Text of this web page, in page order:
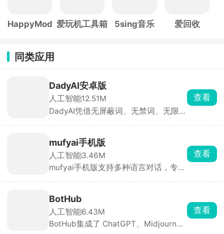
HappyMod 爱玩机工具箱 5sing音乐 爱回收
同类应用
DadyAI安卓版
人工智能12.51M
DadyAI凭借无屏蔽词、无禁词、无限制
代、奇幻、病娇、治愈等多种类型，可
通过搜索或分类快速找到心仪对象。除
了现有角色，你还能根据喜欢的人的性
格、身份、声音自定义创建专属角色
查看
mufyai手机版
人工智能3.46M
mufyai手机版支持多种语言对话，专为
谁。平台还设有AI酒馆、角色卡社区等
多元玩法，超多用户分享的剧情内容与
角色卡可直接使用，登录即自动签到获
得猫粮用于对话。
查看
BotHub
人工智能6.43M
BotHub集成了 ChatGPT、Midjourney
查看